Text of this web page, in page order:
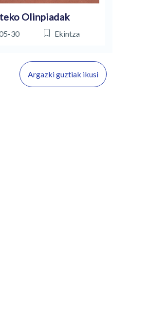
Olinpiadak
30 Ekintza
Argazki guztiak ikusi